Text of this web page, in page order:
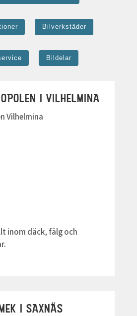
Bilverkstäder
Bildelar
I VILHELMINA
inom däck, fälg och
I SAXNÄS